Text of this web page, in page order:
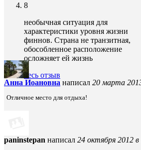
8
необычная ситуация для
характеристики уровня жизни
финнов. Страна не транзитная,
обособленное расположение
осложняет ей жизнь
весь отзыв
Анна Иоановна написал 20 марта
Отличное место для отдыха!
paninstepan написал 24 октября 2012